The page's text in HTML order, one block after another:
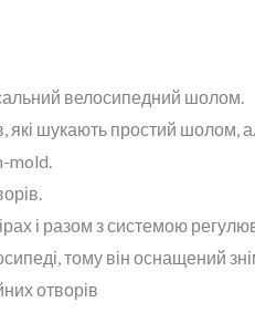
велосипедний шолом.
які шукають простий шолом,
mold.
і разом з системою
тому він оснащений
отворів